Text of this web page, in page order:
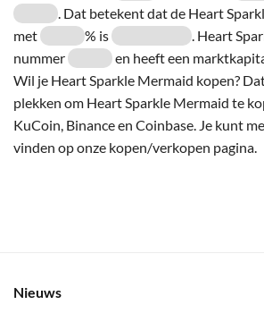
. Dat betekent dat de Heart
met
% is
. Heart
nummer
en heeft een
Wil je Heart Sparkle Mermaid kopen?
plekken om Heart Sparkle Mermaid te
KuCoin, Binance en Coinbase. Je kunt
vinden op onze kopen/verkopen pagina.
Nieuws